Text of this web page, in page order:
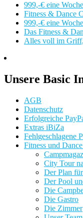
999,-€ eine
Fitness & Dance
999,-€ eine
Das Fitness &
Alles voll im
Unsere Basic
AGB
Datenschutz
Erfolgreiche
Extras iBiZa
Fehlgeschlagene
Fitness und
City Tour
Der Plan
Der Pool
Die
Die Gastro
Die Zimmer